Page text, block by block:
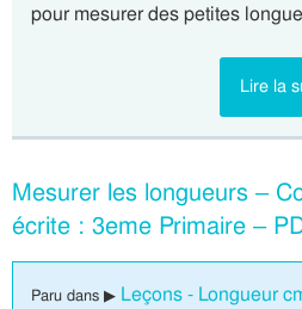
pour mesurer des petites
Lire la
Mesurer les longueurs –
écrite : 3eme Primaire –
Paru dans ▶ Leçons - Longueur